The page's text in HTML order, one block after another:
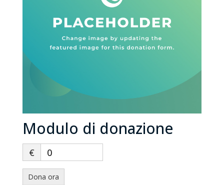
Modulo di donazione
€ 0
Dona ora